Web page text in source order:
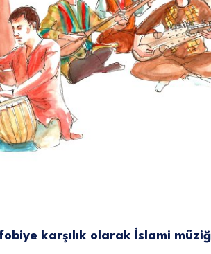
karşılık olarak İslami